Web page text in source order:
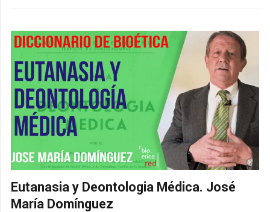
Eutanasia y Deontologia Médica. José
María Domínguez